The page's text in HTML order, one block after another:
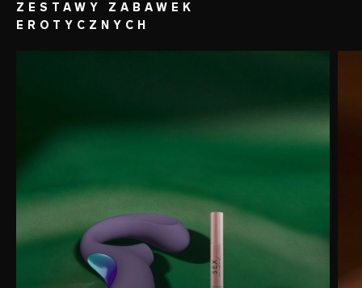
ZESTAWY ZABAWEK
EROTYCZNYCH